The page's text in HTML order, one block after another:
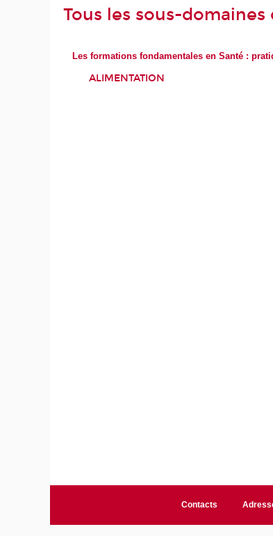
Tous les sous-
Les formations fondamentales en Santé :
ALIMENTATION
Contacts